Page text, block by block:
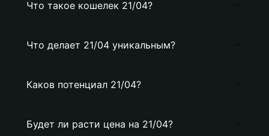
Что такое кошелек 21/04?
Что делает 21/04 уникальным?
Каков потенциал 21/04?
Будет ли расти цена на 21/04?